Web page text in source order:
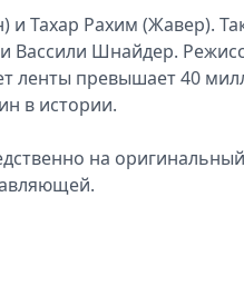
и Тахар Рахим (Жавер).
Вассили Шнайдер.
ленты превышает 40
в истории.
на